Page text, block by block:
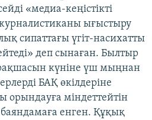
«медиа-кеңістікті
журналистиканы ығыстыру
сипаттағы үгіт-насихатты
деп сынаған. Былтыр
күніне үш мыңнан
БАҚ өкілдеріне
орындауға міндеттейтін
енген. Құқық